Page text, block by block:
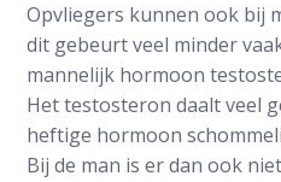
Opvliegers kunnen ook bij
dit gebeurt veel minder
mannelijk hormoon
Het testosteron daalt veel
heftige hormoon
Bij de man is er dan ook